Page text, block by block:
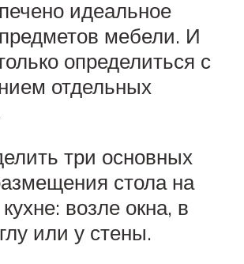
идеальное
мебели. И
определиться с
отдельных
три основных
стола на
возле окна, в
или у стены.